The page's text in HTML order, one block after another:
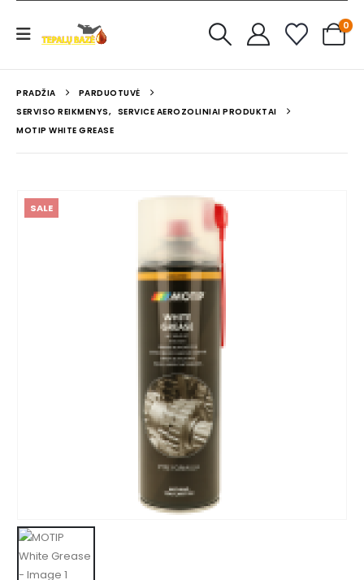
0
PRADŽIA
PARDUOTUVĖ
SERVISO REIKMENYS, SERVICE AEROZOLINIAI PRODUKTAI
MOTIP WHITE GREASE
SALE